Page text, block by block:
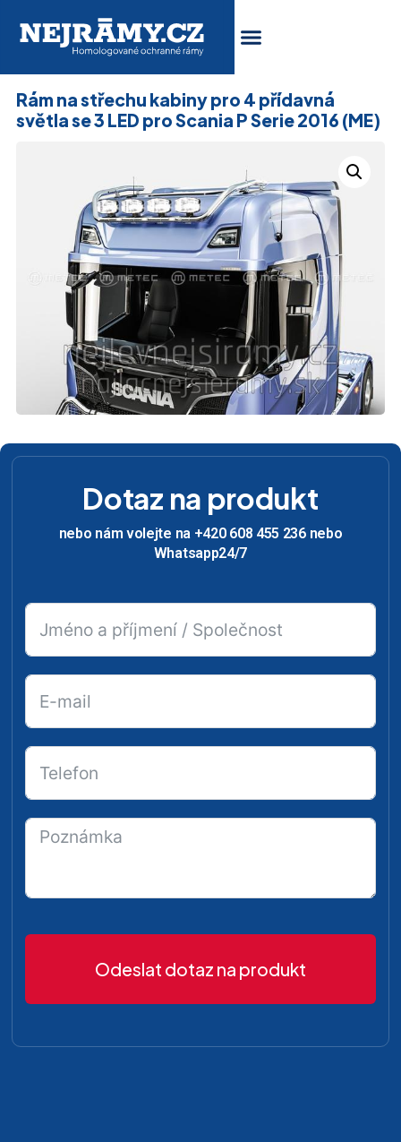
Rám na střechu kabiny pro 4 přídavná
světla se 3 LED pro Scania P Serie 2016 (ME)
Dotaz na produkt
nebo nám volejte na +420 608 455 236 nebo
Whatsapp24/7
Odeslat dotaz na produkt